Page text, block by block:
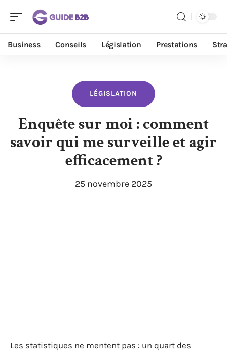
Business Conseils Législation Prestations
LÉGISLATION
Enquête sur moi : comment
savoir qui me surveille et agir
efficacement ?
25 novembre 2025
Les statistiques ne mentent pas : un quart des